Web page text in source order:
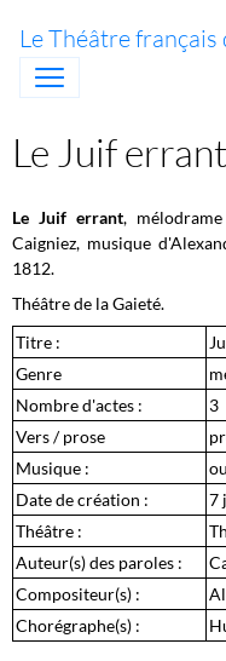
Le Théâtre
Le Juif errant
Le Juif errant,
Caigniez, musique
1812.
Théâtre de la Gaieté.
Titre :
Genre
Nombre d'actes :
3
Vers / prose
Musique :
Date de création :
7
Théâtre :
Auteur(s) des paroles :
Compositeur(s) :
Chorégraphe(s) :